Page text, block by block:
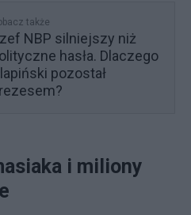
także
NBP silniejszy niż
hasła. Dlaczego
pozostał
i miliony